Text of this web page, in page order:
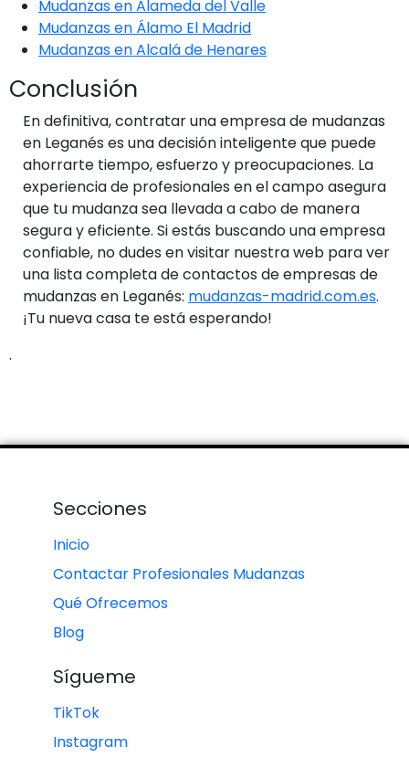
Mudanzas en Alameda del Valle
Mudanzas en Álamo El Madrid
Mudanzas en Alcalá de Henares
Conclusión
En definitiva, contratar una empresa de mudanzas
en Leganés es una decisión inteligente que puede
ahorrarte tiempo, esfuerzo y preocupaciones. La
experiencia de profesionales en el campo asegura
que tu mudanza sea llevada a cabo de manera
segura y eficiente. Si estás buscando una empresa
confiable, no dudes en visitar nuestra web para ver
una lista completa de contactos de empresas de
mudanzas en Leganés: mudanzas-madrid.com.es.
¡Tu nueva casa te está esperando!
.
Secciones
Inicio
Contactar Profesionales Mudanzas
Qué Ofrecemos
Blog
Sígueme
TikTok
Instagram